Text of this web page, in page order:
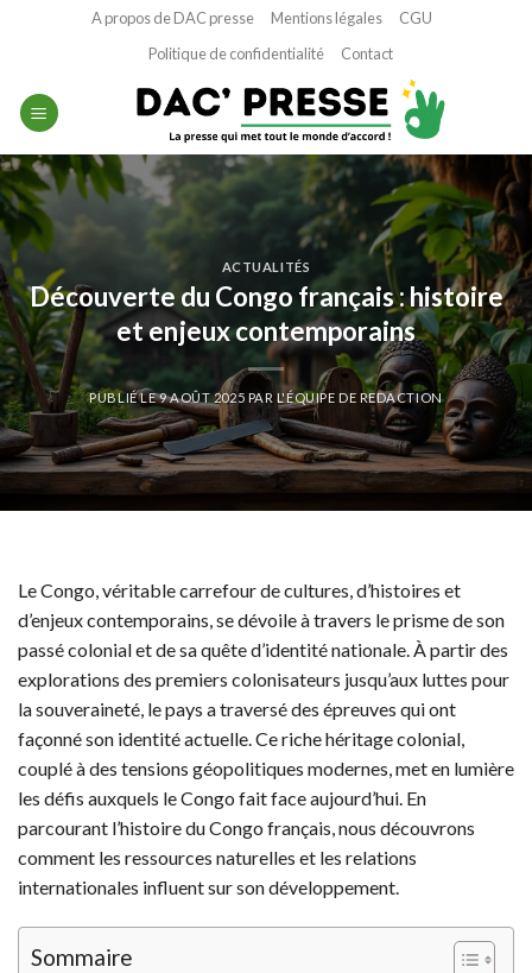
A propos de DAC presse Mentions légales
CGU
Politique de confidentialité
Contact
ACTUALITÉS
Découverte du Congo français : histoire
et enjeux contemporains
PUBLIÉ LE9 AOÛT 2025 PAR L'ÉQUIPE DE REDACTION
Le Congo, véritable carrefour de cultures, d’histoires et
d’enjeux contemporains, se dévoile à travers le prisme de son
passé colonial et de sa quête d’identité nationale. À partir des
explorations des premiers colonisateurs jusqu’aux luttes pour
la souveraineté, le pays a traversé des épreuves qui ont
façonné son identité actuelle. Ce riche héritage colonial,
couplé à des tensions géopolitiques modernes, met en lumière
les défis auxquels le Congo fait face aujourd’hui. En
parcourant l’histoire du Congo français, nous découvrons
comment les ressources naturelles et les relations
internationales influent sur son développement.
Sommaire